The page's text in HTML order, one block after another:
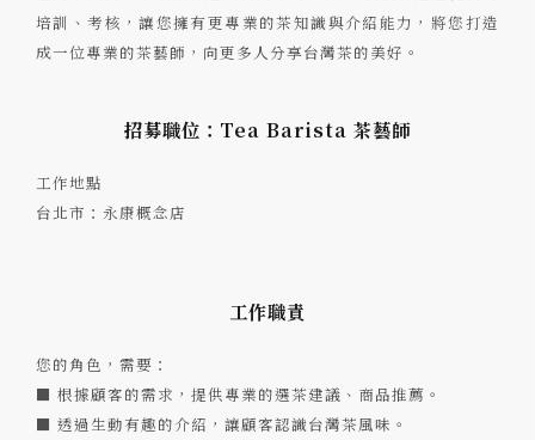
培訓、考核，讓您擁有更專業的茶知識與介紹能力，將您打造
成一位專業的茶藝師，向更多人分享台灣茶的美好。
招募職位：Tea Barista 茶藝師
工作地點
台北市：永康概念店
工作職責
您的角色，需要：
■ 根據顧客的需求，提供專業的選茶建議、商品推薦。
■ 透過生動有趣的介紹，讓顧客認識台灣茶風味。